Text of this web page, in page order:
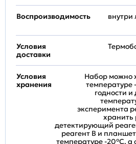
Воспроизводимость
внутри
Условия
доставки
Условия
хранения
Набор можно
температуре
годности
эксперимента
хранить
детектирующий
реагент B и
температуре -20°C,